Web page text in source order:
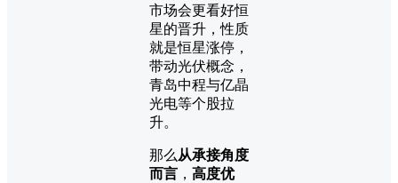
市场会更看好恒
星的晋升，性质
就是恒星涨停，
带动光伏概念，
青岛中程与亿晶
光电等个股拉
升。
那么 从承接角度
而言 ， 高度优